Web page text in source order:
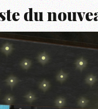
du